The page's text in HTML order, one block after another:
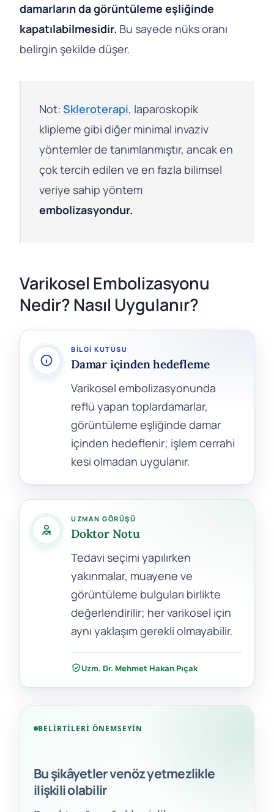
damarların da görüntüleme eşliğinde
kapatılabilmesidir. Bu sayede nüks oranı
belirgin şekilde düşer.
Not: Skleroterapi, laparoskopik
klipleme gibi diğer minimal invaziv
yöntemler de tanımlanmıştır, ancak en
çok tercih edilen ve en fazla bilimsel
veriye sahip yöntem
embolizasyondur.
Varikosel Embolizasyonu
Nedir? Nasıl Uygulanır?
BILGI KUTUSU
Damar içinden hedefleme
Varikosel embolizasyonunda
reflü yapan toplardamarlar,
görüntüleme eşliğinde damar
içinden hedeflenir; işlem cerrahi
kesi olmadan uygulanır.
UZMAN GÖRÜŞÜ
Doktor Notu
Tedavi seçimi yapılırken
yakınmalar, muayene ve
görüntüleme bulguları birlikte
değerlendirilir; her varikosel için
aynı yaklaşım gerekli olmayabilir.
Uzm. Dr. Mehmet Hakan Pıçak
BELIRTILERI ÖNEMSEYIN
Bu şikâyetler venöz yetmezlikle
ilişkili olabilir